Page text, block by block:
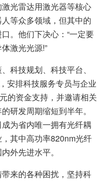
光雷达用激光器等核心
等众多领域，但其中的
。他们下决心：“一定要
激光光源!”
科技规划、科技平台、
安排科技服务专员与企业
的资金支持，并邀请相关
研发周期缩短到半年。
为省内唯一拥有光纤耦
其中高功率820nm光纤
外先进水平。
来的各种困扰，坚持科